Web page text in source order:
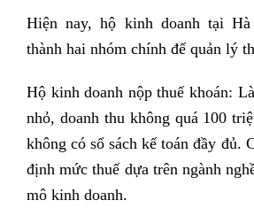
Hiện nay, hộ kinh doanh tại
thành hai nhóm chính để quản lý
Hộ kinh doanh nộp thuế khoán:
nhỏ, doanh thu không quá 100
không có sổ sách kế toán đầy đủ.
định mức thuế dựa trên ngành
mô kinh doanh.